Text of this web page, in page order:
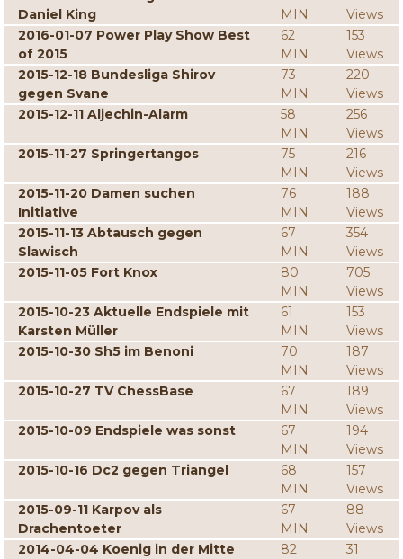
Daniel King
MIN
Views
2016-01-07 Power Play Show Best
of 2015
62
MIN
153
Views
2015-12-18 Bundesliga Shirov
gegen Svane
73
MIN
220
Views
2015-12-11 Aljechin-Alarm
58
MIN
256
Views
2015-11-27 Springertangos
75
MIN
216
Views
2015-11-20 Damen suchen
Initiative
76
MIN
188
Views
2015-11-13 Abtausch gegen
Slawisch
67
MIN
354
Views
2015-11-05 Fort Knox
80
MIN
705
Views
2015-10-23 Aktuelle Endspiele mit
Karsten Müller
61
MIN
153
Views
2015-10-30 Sh5 im Benoni
70
MIN
187
Views
2015-10-27 TV ChessBase
67
MIN
189
Views
2015-10-09 Endspiele was sonst
67
MIN
194
Views
2015-10-16 Dc2 gegen Triangel
68
MIN
157
Views
2015-09-11 Karpov als
Drachentoeter
67
MIN
88
Views
2014-04-04 Koenig in der Mitte
82
31